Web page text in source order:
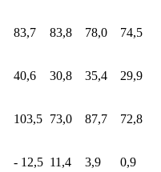
83,7 83,8 78,0 74,5
40,6 30,8 35,4 29,9
103,5 73,0 87,7 72,8
- 12,5 11,4 3,9 0,9